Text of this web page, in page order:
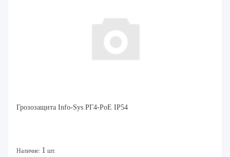
Грозозащита Info-Sys РГ4-PoE IP54
Наличие: 1 шт.